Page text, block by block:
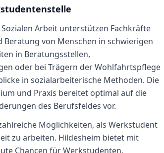
Arbeit unterstützen Fachkräfte
Beratung von Menschen in schwierigen
in Beratungsstellen,
oder bei Trägern der Wohlfahrtspflege
in sozialarbeiterische Methoden. Die
und Praxis bereitet optimal auf die
des Berufsfeldes vor.
Möglichkeiten, als Werkstudent
zu arbeiten. Hildesheim bietet mit
Chancen für Werkstudenten.